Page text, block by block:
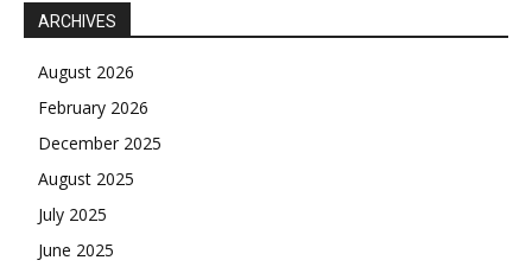
ARCHIVES
August 2026
February 2026
December 2025
August 2025
July 2025
June 2025